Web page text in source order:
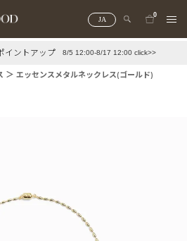
JA
0
イントアップ 8/5 12:00-8/17 12:00 click>>
エッセンスメタルネックレス(ゴールド)